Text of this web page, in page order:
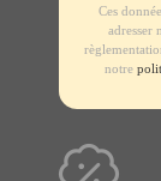
Ces
adresser
notre